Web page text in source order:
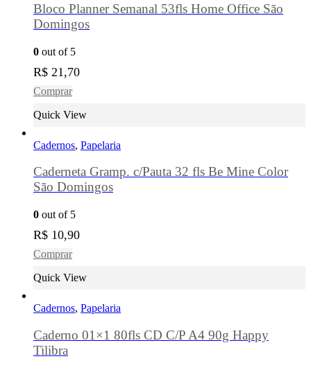
Bloco Planner Semanal 53fls Home Office São
Domingos
0 out of 5
R$ 21,70
Comprar
Quick View
Cadernos, Papelaria
Caderneta Gramp. c/Pauta 32 fls Be Mine Color
São Domingos
0 out of 5
R$ 10,90
Comprar
Quick View
Cadernos, Papelaria
Caderno 01×1 80fls CD C/P A4 90g Happy
Tilibra